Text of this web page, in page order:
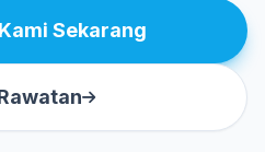
Sekarang